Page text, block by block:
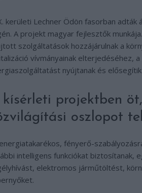
kerületi Lechner Ödön fasorban
A projekt magyar fejlesztők
szolgáltatások hozzájárulnak a
vívmányainak elterjedéséhez,
nyújtanak és
projektben
oszlopot
fényerő-
intelligens funkciókat
elektromos járműtöltést,